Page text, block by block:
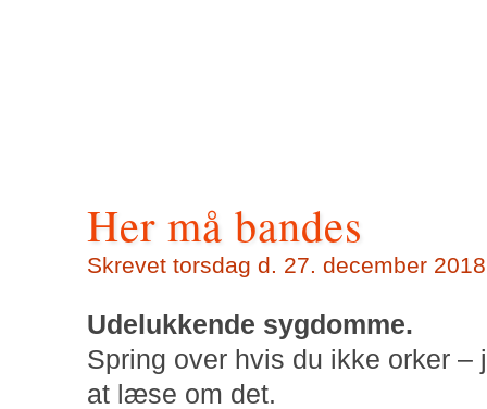
Her må bandes
Skrevet torsdag d. 27. december
Udelukkende sygdomme.
Spring over hvis du ikke orker
at læse om det.